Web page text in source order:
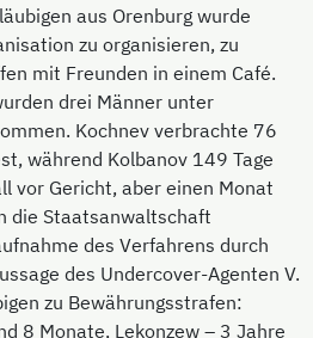
aus Orenburg wurde
zu organisieren, zu
mit Freunden in einem Café.
drei Männer unter
Kochnev verbrachte 76
während Kolbanov 149 Tage
vor Gericht, aber einen Monat
die Staatsanwaltschaft
des Verfahrens durch
des Undercover-Agenten V.
zu Bewährungsstrafen:
8 Monate, Lekonzew – 3 Jahre